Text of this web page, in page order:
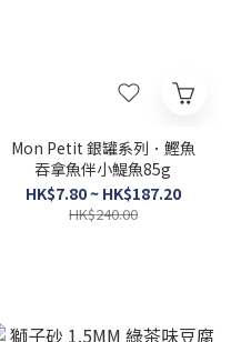
Mon Petit 銀罐系列．鰹魚
吞拿魚伴小鯷魚85g
HK$7.80 ~ HK$187.20
HK$240.00